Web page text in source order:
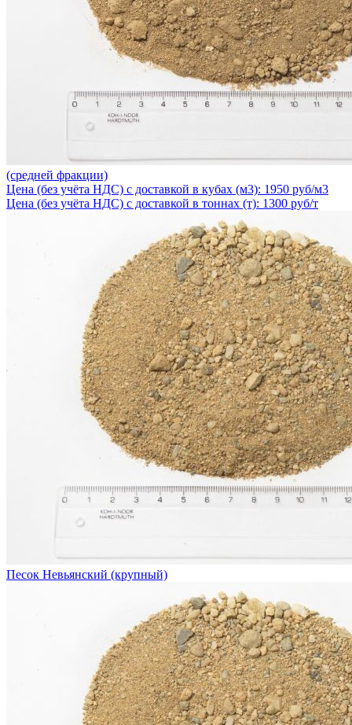
(средней фракции)
Цена (без учёта НДС) с доставкой в кубах (м3): 1950 руб/м3
Цена (без учёта НДС) с доставкой в тоннах (т): 1300 руб/т
Песок Невьянский (крупный)